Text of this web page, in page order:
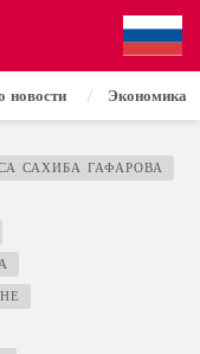
новости Экономика
САХИБА ГАФАРОВА